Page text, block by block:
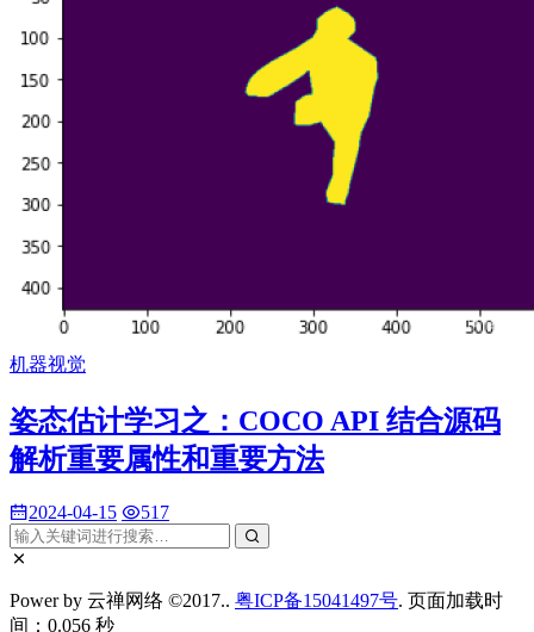
机器视觉
姿态估计学习之：COCO API 结合源码
解析重要属性和重要方法
2024-04-15 517
Power by 云禅网络 ©2017.. 粤ICP备15041497号. 页面加载时
间：0.056 秒